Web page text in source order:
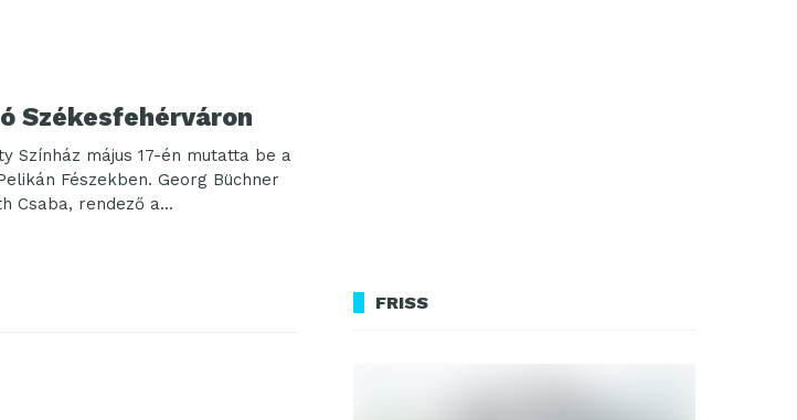
Székesfehérváron
Színház május 17-én mutatta be a
Fészekben. Georg Büchner
Csaba, rendező a...
FRISS